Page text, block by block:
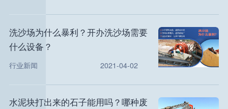
洗沙场为什么暴利？开办洗沙场需要
什么设备？
行业新闻 2021-04-02
水泥块打出来的石子能用吗？哪种废